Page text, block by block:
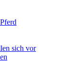
sich vor